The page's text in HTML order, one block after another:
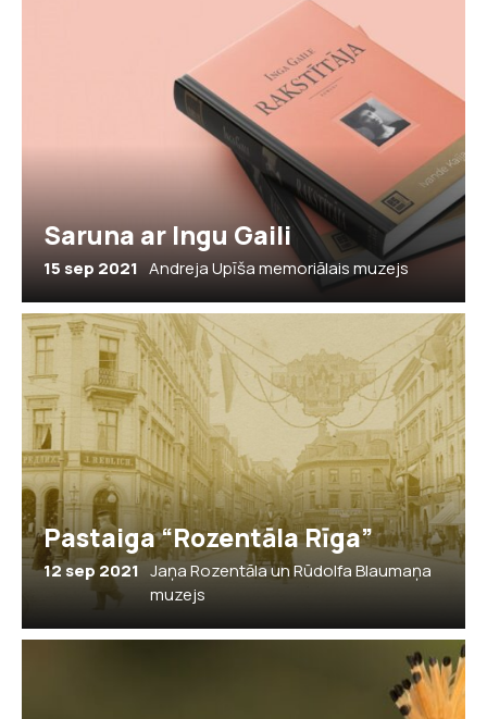
Saruna ar Ingu Gaili
15 sep 2021 Andreja Upīša memoriālais muzejs
Pastaiga “Rozentāla Rīga”
12 sep 2021 Jaņa Rozentāla un Rūdolfa Blaumaņa
muzejs